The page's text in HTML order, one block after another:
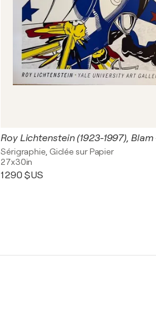
Sérigraphie, Giclée sur Papier
27x30in
1 290 $US